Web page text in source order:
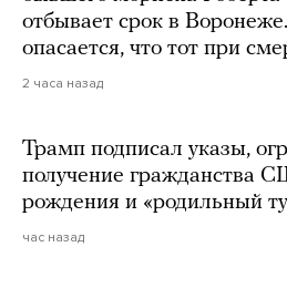
отбывает срок в
опасается, что тот при
2 часа назад
Трамп подписал указы,
получение гражданства
рождения и «родильный
час назад